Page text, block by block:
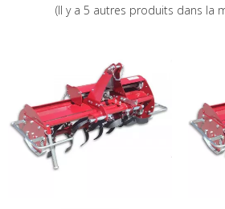
(Il y a 5 autres produits dans la